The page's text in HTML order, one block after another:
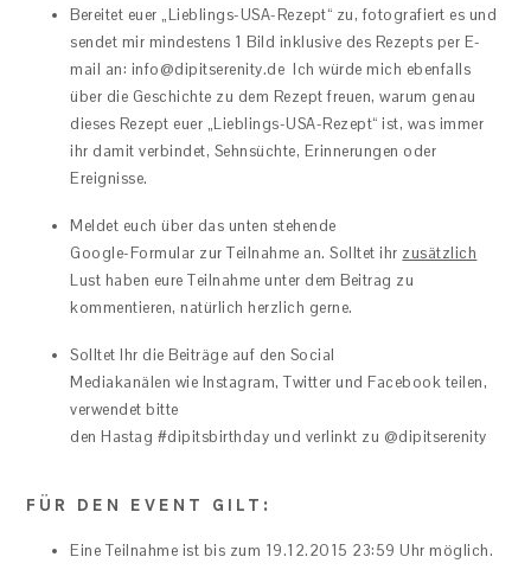
Bereitet euer „Lieblings-USA-Rezept“ zu, fotografiert es und
sendet mir mindestens 1 Bild inklusive des Rezepts per E-
mail an: info@dipitserenity.de Ich würde mich ebenfalls
über die Geschichte zu dem Rezept freuen, warum genau
dieses Rezept euer „Lieblings-USA-Rezept“ ist, was immer
ihr damit verbindet, Sehnsüchte, Erinnerungen oder
Ereignisse.
Meldet euch über das unten stehende
Google-Formular zur Teilnahme an. Solltet ihr zusätzlich
Lust haben eure Teilnahme unter dem Beitrag zu
kommentieren, natürlich herzlich gerne.
Solltet Ihr die Beiträge auf den Social
Mediakanälen wie Instagram, Twitter und Facebook teilen,
verwendet bitte
den Hastag #dipitsbirthday und verlinkt zu @dipitserenity
FÜR DEN EVENT GILT:
Eine Teilnahme ist bis zum 19.12.2015 23:59 Uhr möglich.